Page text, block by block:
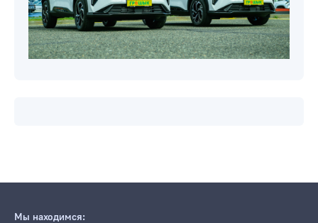
Мы находимся: